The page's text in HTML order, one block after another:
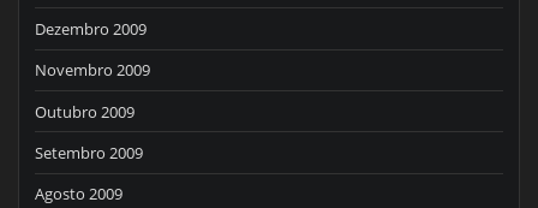
Dezembro 2009
Novembro 2009
Outubro 2009
Setembro 2009
Agosto 2009